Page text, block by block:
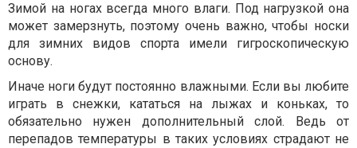
Зимой на ногах всегда много влаги. Под нагрузкой она
может замерзнуть, поэтому очень важно, чтобы носки
для зимних видов спорта имели гигроскопическую
основу.
Иначе ноги будут постоянно влажными. Если вы любите
играть в снежки, кататься на лыжах и коньках, то
обязательно нужен дополнительный слой. Ведь от
перепадов температуры в таких условиях страдают не